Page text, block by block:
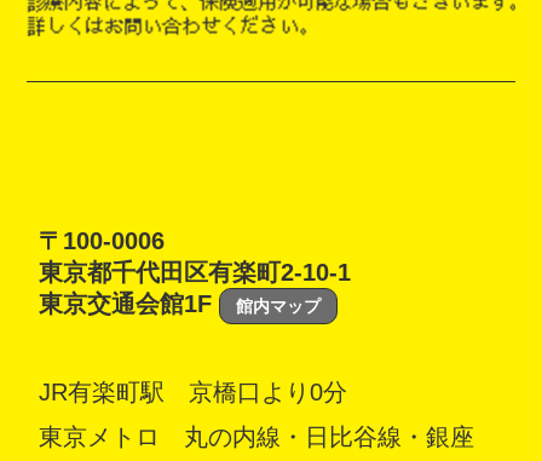
〒100-0006
東京都千代田区有楽町2-10-1
東京交通会館1F
館内マップ
JR有楽町駅 京橋口より0分
東京メトロ 丸の内線・日比谷線・銀座